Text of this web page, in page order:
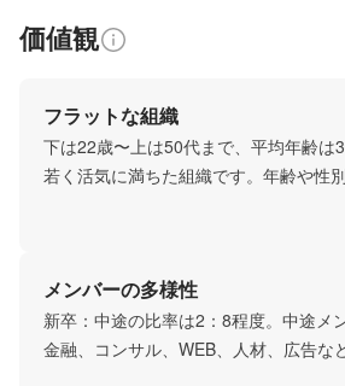
価値観
フラットな組織
下は22歳〜上は50代まで、平均年齢は
若く活気に満ちた組織です。年齢や性
メンバーの多様性
新卒：中途の比率は2：8程度。中途メ
金融、コンサル、WEB、人材、広告な